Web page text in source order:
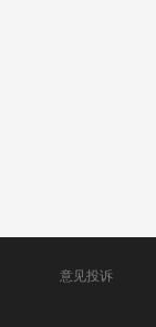
意见投诉